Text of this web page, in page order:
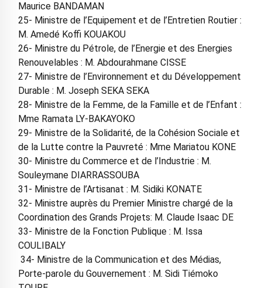
Maurice BANDAMAN
25- Ministre de l’Equipement et de l’Entretien Routier :
M. Amedé Koffi KOUAKOU
26- Ministre du Pétrole, de l’Energie et des Energies
Renouvelables : M. Abdourahmane CISSE
27- Ministre de l’Environnement et du Développement
Durable : M. Joseph SEKA SEKA
28- Ministre de la Femme, de la Famille et de l’Enfant :
Mme Ramata LY-BAKAYOKO
29- Ministre de la Solidarité, de la Cohésion Sociale et
de la Lutte contre la Pauvreté : Mme Mariatou KONE
30- Ministre du Commerce et de l’Industrie : M.
Souleymane DIARRASSOUBA
31- Ministre de l’Artisanat : M. Sidiki KONATE
32- Ministre auprès du Premier Ministre chargé de la
Coordination des Grands Projets: M. Claude Isaac DE
33- Ministre de la Fonction Publique : M. Issa
COULIBALY
34- Ministre de la Communication et des Médias,
Porte-parole du Gouvernement : M. Sidi Tiémoko